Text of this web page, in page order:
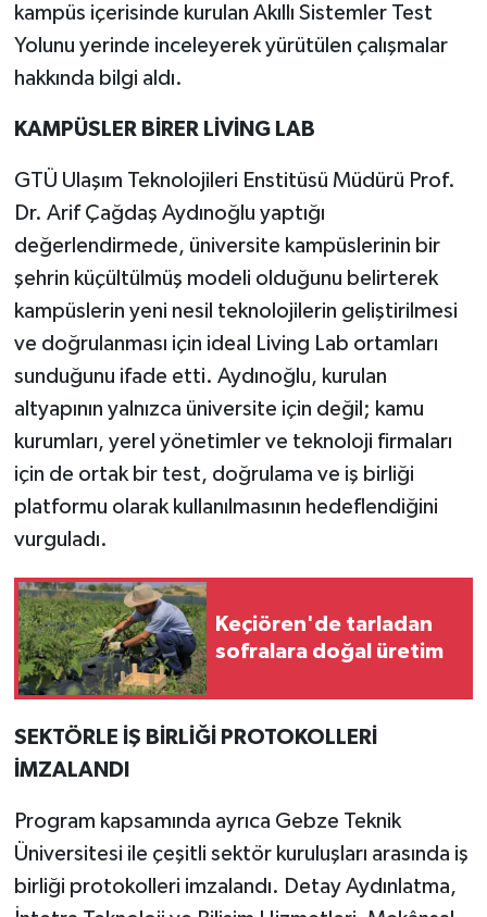
kampüs içerisinde kurulan Akıllı Sistemler Test
Yolunu yerinde inceleyerek yürütülen çalışmalar
hakkında bilgi aldı.
KAMPÜSLER BİRER LİVİNG LAB
GTÜ Ulaşım Teknolojileri Enstitüsü Müdürü Prof.
Dr. Arif Çağdaş Aydınoğlu yaptığı
değerlendirmede, üniversite kampüslerinin bir
şehrin küçültülmüş modeli olduğunu belirterek
kampüslerin yeni nesil teknolojilerin geliştirilmesi
ve doğrulanması için ideal Living Lab ortamları
sunduğunu ifade etti. Aydınoğlu, kurulan
altyapının yalnızca üniversite için değil; kamu
kurumları, yerel yönetimler ve teknoloji firmaları
için de ortak bir test, doğrulama ve iş birliği
platformu olarak kullanılmasının hedeflendiğini
vurguladı.
Keçiören'de tarladan
sofralara doğal üretim
SEKTÖRLE İŞ BİRLİĞİ PROTOKOLLERİ
İMZALANDI
Program kapsamında ayrıca Gebze Teknik
Üniversitesi ile çeşitli sektör kuruluşları arasında iş
birliği protokolleri imzalandı. Detay Aydınlatma,